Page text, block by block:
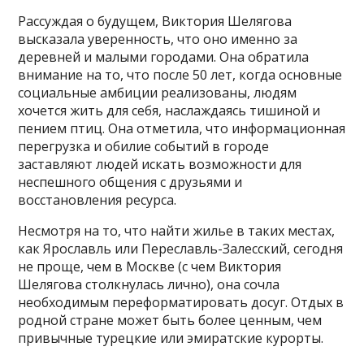
Рассуждая о будущем, Виктория Шелягова
высказала уверенность, что оно именно за
деревней и малыми городами. Она обратила
внимание на то, что после 50 лет, когда основные
социальные амбиции реализованы, людям
хочется жить для себя, наслаждаясь тишиной и
пением птиц. Она отметила, что информационная
перегрузка и обилие событий в городе
заставляют людей искать возможности для
неспешного общения с друзьями и
восстановления ресурса.
Несмотря на то, что найти жилье в таких местах,
как Ярославль или Переславль-Залесский, сегодня
не проще, чем в Москве (с чем Виктория
Шелягова столкнулась лично), она сочла
необходимым переформатировать досуг. Отдых в
родной стране может быть более ценным, чем
привычные турецкие или эмиратские курорты.